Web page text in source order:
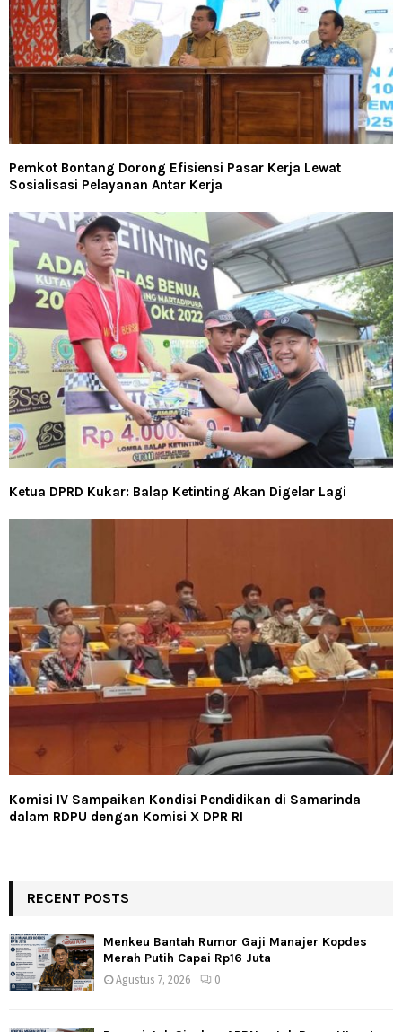
Pemkot Bontang Dorong Efisiensi Pasar Kerja Lewat
Sosialisasi Pelayanan Antar Kerja
Ketua DPRD Kukar: Balap Ketinting Akan Digelar Lagi
Komisi IV Sampaikan Kondisi Pendidikan di Samarinda
dalam RDPU dengan Komisi X DPR RI
RECENT POSTS
Menkeu Bantah Rumor Gaji Manajer Kopdes
Merah Putih Capai Rp16 Juta
Agustus 7, 2026 0